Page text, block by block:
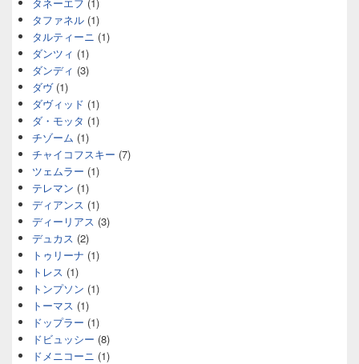
タネーエフ (1)
タファネル (1)
タルティーニ (1)
ダンツィ (1)
ダンディ (3)
ダヴ(1)
ダヴィッド (1)
ダ・モッタ (1)
チゾーム (1)
チャイコフスキー (7)
ツェムラー (1)
テレマン (1)
ディアンス (1)
ディーリアス (3)
デュカス (2)
トゥリーナ (1)
トレス (1)
トンプソン (1)
トーマス (1)
ドップラー (1)
ドビュッシー (8)
ドメニコーニ (1)